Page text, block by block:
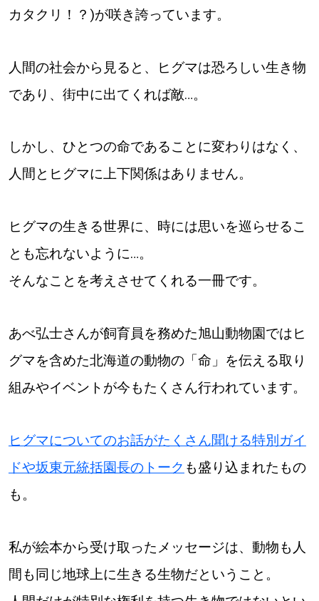
カタクリ！？)が咲き誇っています。
人間の社会から見ると、ヒグマは恐ろしい生き物
であり、街中に出てくれば敵…。
しかし、ひとつの命であることに変わりはなく、
人間とヒグマに上下関係はありません。
ヒグマの生きる世界に、時には思いを巡らせるこ
とも忘れないように…。
そんなことを考えさせてくれる一冊です。
あべ弘士さんが飼育員を務めた旭山動物園ではヒ
グマを含めた北海道の動物の「命」を伝える取り
組みやイベントが今もたくさん行われています。
ヒグマについてのお話がたくさん聞ける特別ガイ
ドや坂東元統括園長のトーク も盛り込まれたもの
も。
私が絵本から受け取ったメッセージは、動物も人
間も同じ地球上に生きる生物だということ。